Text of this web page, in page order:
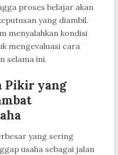
proses belajar akan
yang diambil.
menyalahkan kondisi
mengevaluasi cara
selama ini.
Pikir yang
yang sering
usaha sebagai jalan